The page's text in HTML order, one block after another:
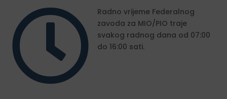

Radno vrijeme Federalnog
zavoda za MIO/PIO traje
svakog radnog dana od 07:00
do 16:00 sati.